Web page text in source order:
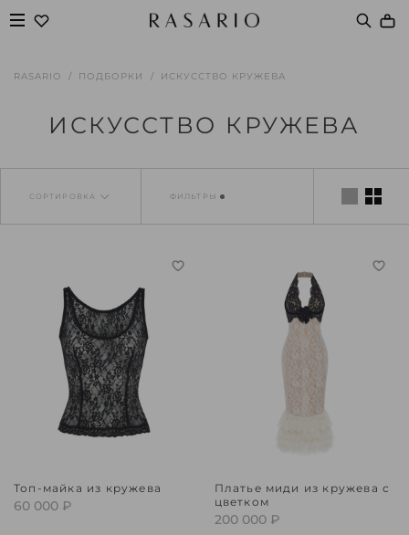
RASARIO ПОДБОРКИ ИСКУССТВО КРУЖЕВА
ИСКУССТВО КРУЖЕВА
СОРТИРОВКА ФИЛЬТРЫ
Топ-майка из кружева
60 000 ₽
Платье миди из кружева с
цветком
200 000 ₽